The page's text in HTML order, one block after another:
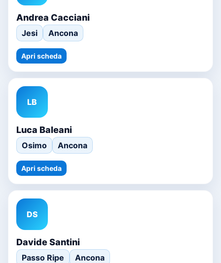
Andrea Cacciani
Jesi Ancona
Apri scheda
LB
Luca Baleani
Osimo Ancona
Apri scheda
DS
Davide Santini
Passo Ripe Ancona